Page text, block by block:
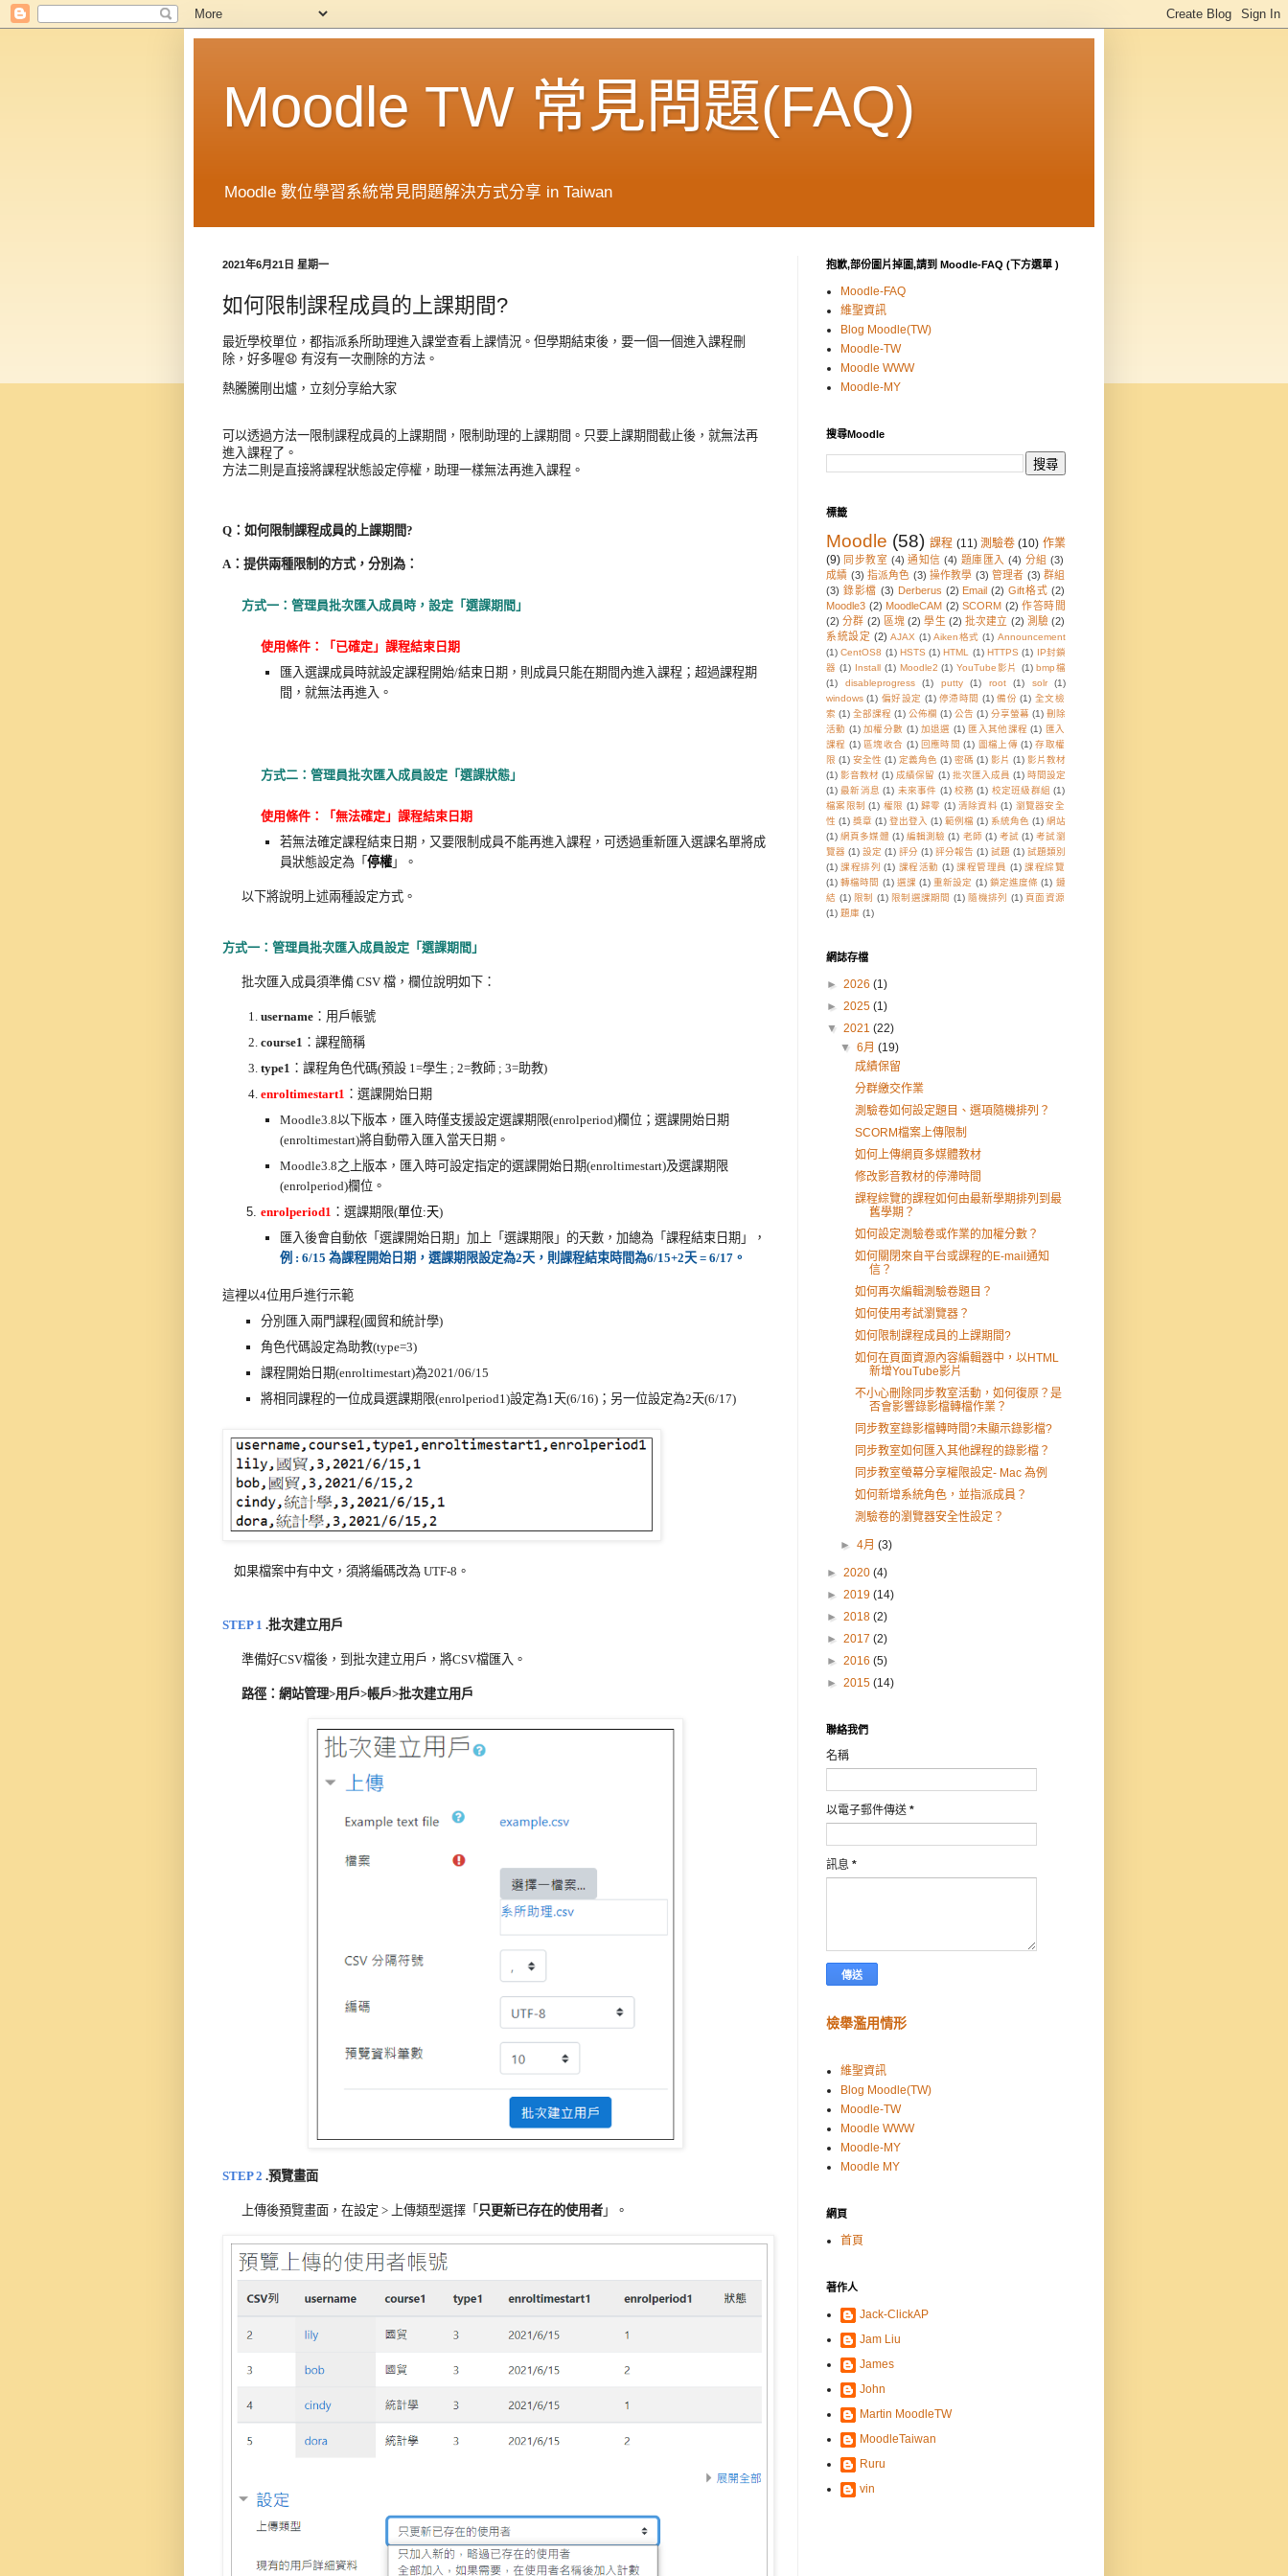
Moodle TW 常見問題(FAQ)
Moodle 數位學習系統常見問題解決方式分享 in Taiwan
2021年6月21日 星期一
如何限制課程成員的上課期間?
最近學校單位，都指派系所助理進入課堂查看上課情況。但學期結束後，要一個一個進入課程刪
除，好多喔😧 有沒有一次刪除的方法。
可以透過方法一限制課程成員的上課期間，限制助理的上課期間。只要上課期間截止後，就無法再
進入課程了。
方法二則是直接將課程狀態設定停權，助理一樣無法再進入課程。
Q：如何限制課程成員的上課期間?
A：提供兩種限制的方式，分別為：
方式一：管理員批次匯入成員 時， 設定「選課期間」
使用條件 ： 「已確定」 課程結束日期
匯入選課成員時就設定課程開始/結束日期，則成員只能在期間內進入課程；超過課程期
間，就無法再進入。
方式二：管理員批次匯入成員設定「選課狀態」
使用條件：「 無法確定 」課程結束日期
若無法確定課程結束日期，又要限制成員不能再進入課程，可透過重新匯入選課名單將成
員狀態設定為 「 停權 」 。
以下將說明上述兩種設定方式。
方式一：管理員批次匯入成員設定「選課期間」
批次匯入成員須準備 CSV 檔，欄位說明如下：
username ：用戶帳號
course1 ：課程簡稱
type1 ：課程角色代碼(預設 1=學生 ; 2=教師 ; 3=助教)
enroltimestart1 ：選課開始日期
Moodle3.8以下版本，匯入時僅支援設定選課期限(enrolperiod)欄位；選課開始日期
(enroltimestart)將自動帶入匯入當天日期。
Moodle3.8之上版本，匯入時可設定指定的選課開始日期(enroltimestart)及選課期限
(enrolperiod)欄位。
enrolperiod1 ：選課期限(單位:天)
匯入後會自動依「選課開始日期」加上 「 選課期限 」 的天數，加總為 「 課程結束日期 」
，
例 : 6/15 為課程開始日期，選課期限設定為2天，則課程結束時間為6/15+2天 = 6/17 。
這裡以4位用戶進行示範
分別匯入兩門課程(國貿和統計學)
角色代碼設定為助教(type=3)
課程開始日期(enroltimestart)為2021/06/15
將相同課程的一位成員選課期限(enrolperiod1)設定為1天(6/16)；另一位設定為2天(6/17)
    如果檔案中有中文，須將編碼改為 UTF-8。
STEP 1 .批次建立用戶
準備好CSV檔後，到批次建立用戶，將CSV檔匯入。
路徑：網站管理>用戶>帳戶>批次建立用戶
STEP 2 .預覽畫面
上傳後預覽畫面，在設定 > 上傳類型選擇「 只更新已存在的使用者 」。
抱歉,部份圖片掉圖,請到 Moodle-FAQ (下方選單 )
Moodle-FAQ
維聖資訊
Blog Moodle(TW)
Moodle-TW
Moodle WWW
Moodle-MY
搜尋Moodle
標籤
Moodle (58) 課程 (11) 測驗卷 (10) 作業
(9) 同步教室 (4) 通知信 (4) 題庫匯入 (4) 分組 (3)
成績 (3) 指派角色 (3) 操作教學 (3) 管理者 (3) 群組
(3) 錄影檔 (3) Derberus (2) Email (2) Gift格式 (2)
Moodle3 (2) MoodleCAM (2) SCORM (2) 作答時間
(2) 分群 (2) 區塊 (2) 學生 (2) 批次建立 (2) 測驗 (2)
系統設定 (2) AJAX (1) Aiken格式 (1) Announcement
(1) CentOS8 (1) HSTS (1) HTML (1) HTTPS (1)
IP封鎖
器 (1) Install (1) Moodle2 (1) YouTube影片 (1) bmp檔
(1)
disableprogress (1) putty (1) root (1) solr
(1)
windows (1) 偏好設定 (1) 停滯時間 (1) 備份 (1) 全文檢
索 (1) 全部課程 (1) 公佈欄 (1) 公告 (1) 分享螢幕 (1) 刪除
活動 (1) 加權分數 (1) 加退選 (1) 匯入其他課程 (1) 匯入
課程 (1) 區塊收合 (1) 回應時間 (1) 圖檔上傳 (1) 存取權
限 (1) 安全性 (1) 定義角色 (1) 密碼 (1) 影片 (1) 影片教材
(1) 影音教材 (1) 成績保留 (1) 批次匯入成員 (1) 時間設定
(1) 最新消息 (1) 未來事件 (1) 校務 (1) 校定班級群組 (1)
檔案限制 (1) 權限 (1) 歸零 (1) 清除資料 (1) 瀏覽器安全
性 (1) 獎章 (1) 登出登入 (1) 範例檔 (1) 系統角色 (1) 網站
(1) 網頁多媒體 (1) 編輯測驗 (1) 老師 (1) 考試 (1) 考試瀏
覽器 (1) 設定 (1) 評分 (1) 評分報告 (1) 試題 (1) 試題類別
(1) 課程排列 (1) 課程活動 (1) 課程管理員 (1) 課程綜覽
(1) 轉檔時間 (1) 選課 (1) 重新設定 (1) 鎖定進度條 (1) 鏈
結 (1) 限制 (1) 限制選課期間 (1) 隨機排列 (1) 頁面資源
(1) 題庫 (1)
網誌存檔
► 2026 (1)
► 2025 (1)
▼ 2021 (22)
▼6月(19)
成績保留
分群繳交作業
測驗卷如何設定題目、選項隨機排列？
SCORM檔案上傳限制
如何上傳網頁多媒體教材
修改影音教材的停滯時間
課程綜覽的課程如何由最新學期排列到最
舊學期？
如何設定測驗卷或作業的加權分數？
如何關閉來自平台或課程的E-mail通知
信？
如何再次編輯測驗卷題目？
如何使用考試瀏覽器？
如何限制課程成員的上課期間?
如何在頁面資源內容編輯器中，以HTML
新增YouTube影片
不小心刪除同步教室活動，如何復原？是
否會影響錄影檔轉檔作業？
同步教室錄影檔轉時間?未顯示錄影檔?
同步教室如何匯入其他課程的錄影檔？
同步教室螢幕分享權限設定- Mac 為例
如何新增系統角色，並指派成員？
測驗卷的瀏覽器安全性設定？
►4月(3)
► 2020 (4)
► 2019 (14)
► 2018 (2)
► 2017 (2)
► 2016 (5)
► 2015 (14)
聯絡我們
名稱
以電子郵件傳送 *
訊息 *
檢舉濫用情形
維聖資訊
Blog Moodle(TW)
Moodle-TW
Moodle WWW
Moodle-MY
Moodle MY
網頁
首頁
著作人
Jack-ClickAP
Jam Liu
James
John
Martin MoodleTW
MoodleTaiwan
Ruru
vin